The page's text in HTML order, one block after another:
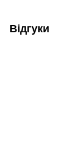
Відгуки